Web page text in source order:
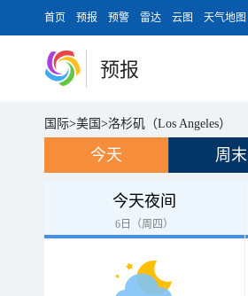
首页 预报 预警 雷达 云图 天气地图
预报
国际>美国 >洛杉矶（Los Angeles）
今天 周末
今天夜间
6日（周四）